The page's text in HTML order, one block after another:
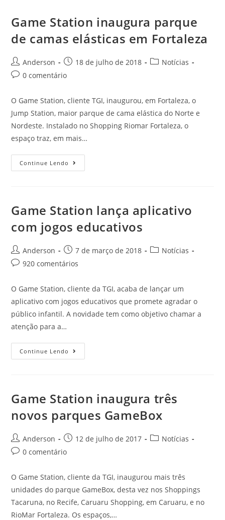
Game Station inaugura parque
de camas elásticas em Fortaleza
Anderson 18 de julho de 2018
Notícias
0 comentário
O Game Station, cliente TGI, inaugurou, em Fortaleza, o
Jump Station, maior parque de cama elástica do Norte e
Nordeste. Instalado no Shopping Riomar Fortaleza, o
espaço traz, em mais…
Continue Lendo
Game Station lança aplicativo
com jogos educativos
Anderson 7 de março de 2018
Notícias
920 comentários
O Game Station, cliente da TGI, acaba de lançar um
aplicativo com jogos educativos que promete agradar o
público infantil. A novidade tem como objetivo chamar a
atenção para a…
Continue Lendo
Game Station inaugura três
novos parques GameBox
Anderson 12 de julho de 2017
Notícias
0 comentário
O Game Station, cliente da TGI, inaugurou mais três
unidades do parque GameBox, desta vez nos Shoppings
Tacaruna, no Recife, Caruaru Shopping, em Caruaru, e no
RioMar Fortaleza. Os espaços,…